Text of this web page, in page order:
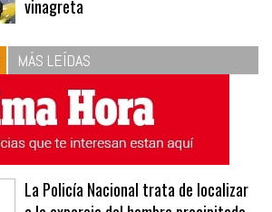
las proporciones. Recetas de
vinagreta
MÁS LEÍDAS